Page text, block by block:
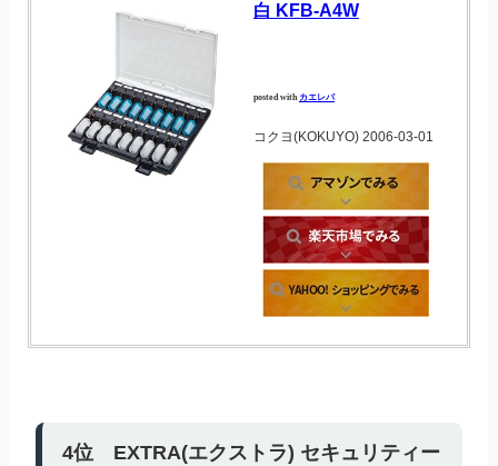
白 KFB-A4W
posted with カエレバ
コクヨ(KOKUYO) 2006-03-01
4位 EXTRA(エクストラ) セキュリティー